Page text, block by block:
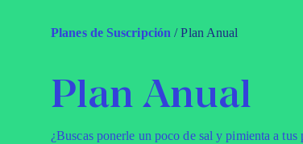
Planes de Suscripción / Plan Anual
Plan Anual
¿Buscas ponerle un poco de sal y pimienta a tus